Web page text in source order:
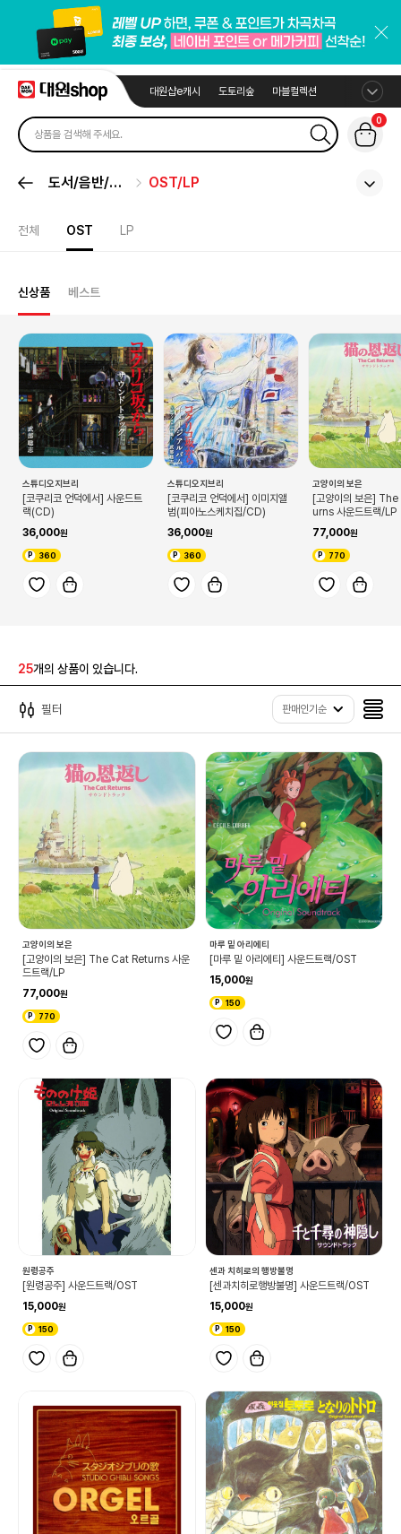
대원샵e캐시 도토리숲 마블컬렉션
0
도서/음반/취
OST/LP
전체 OST LP
신상품 베스트
스튜디오지브리
[코쿠리코 언덕에서] 사운드트
랙(CD)
36,000
360
스튜디오지브리
[코쿠리코 언덕에서] 이미지앨
범(피아노스케치집/CD)
36,000
360
고양이의 보은
[고양이의 보은]
urns 사운드트랙/LP
77,000
770
25개의 상품이 있습니다.
필터 판매인기순
고양이의 보은
[고양이의 보은] The Cat Returns 사운
드트랙/LP
77,000
770
마루 밑 아리에티
[마루 밑 아리에티] 사운드트랙/OST
15,000
150
원령공주
[원령공주] 사운드트랙/OST
15,000
150
센과 치히로의 행방불명
[센과치히로행방불명] 사운드트랙/OST
15,000
150